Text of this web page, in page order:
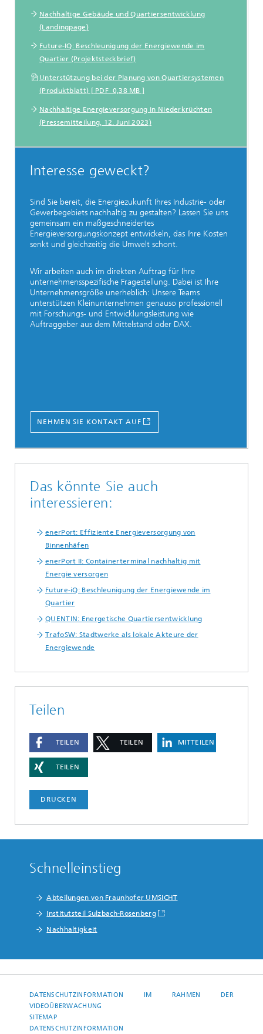
Nachhaltige Gebäude und Quartiersentwicklung
(Landingpage)
Future-IQ: Beschleunigung der Energiewende im
Quartier (Projektsteckbrief)
Unterstützung bei der Planung von Quartiersystemen
(Produktblatt) [ PDF 0,38 MB ]
Nachhaltige Energieversorgung in Niederkrüchten
(Pressemitteilung, 12. Juni 2023)
Interesse geweckt?
Sind Sie bereit, die Energiezukunft Ihres Industrie- oder
Gewerbegebiets nachhaltig zu gestalten? Lassen Sie uns
gemeinsam ein maßgeschneidertes
Energieversorgungskonzept entwickeln, das Ihre Kosten
senkt und gleichzeitig die Umwelt schont.
Wir arbeiten auch im direkten Auftrag für Ihre
unternehmensspezifische Fragestellung. Dabei ist Ihre
Unternehmensgröße unerheblich: Unsere Teams
unterstützen Kleinunternehmen genauso professionell
mit Forschungs- und Entwicklungsleistung wie
Auftraggeber aus dem Mittelstand oder DAX.
NEHMEN SIE KONTAKT AUF
Das könnte Sie auch
interessieren:
enerPort: Effiziente Energieversorgung von
Binnenhäfen
enerPort II: Containerterminal nachhaltig mit
Energie versorgen
Future-iQ: Beschleunigung der Energiewende im
Quartier
QUENTIN: Energetische Quartiersentwicklung
TrafoSW: Stadtwerke als lokale Akteure der
Energiewende
Teilen
TEILEN TEILEN MITTEILEN
TEILEN
DRUCKEN
Schnelleinstieg
Abteilungen von Fraunhofer UMSICHT
Institutsteil Sulzbach-Rosenberg
Nachhaltigkeit
DATENSCHUTZINFORMATION IM RAHMEN DER
VIDEOÜBERWACHUNG
SITEMAP
DATENSCHUTZINFORMATION